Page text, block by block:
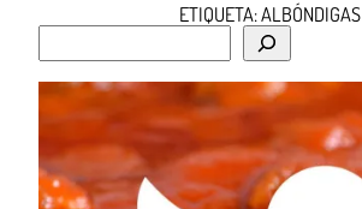
ETIQUETA:ALBÓNDIGAS
s
a
r